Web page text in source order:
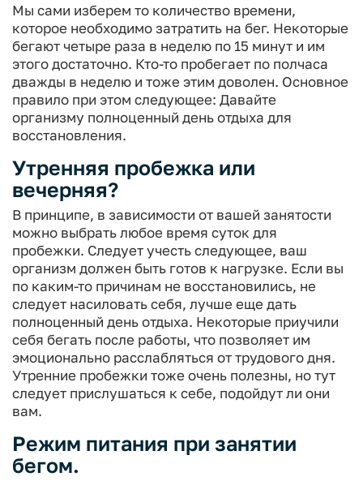
Мы сами изберем то количество времени,
которое необходимо затратить на бег. Некоторые
бегают четыре раза в неделю по 15 минут и им
этого достаточно. Кто-то пробегает по полчаса
дважды в неделю и тоже этим доволен. Основное
правило при этом следующее: Давайте
организму полноценный день отдыха для
восстановления.
Утренняя пробежка или
вечерняя?
В принципе, в зависимости от вашей занятости
можно выбрать любое время суток для
пробежки. Следует учесть следующее, ваш
организм должен быть готов к нагрузке. Если вы
по каким-то причинам не восстановились, не
следует насиловать себя, лучше еще дать
полноценный день отдыха. Некоторые приучили
себя бегать после работы, что позволяет им
эмоционально расслабляться от трудового дня.
Утренние пробежки тоже очень полезны, но тут
следует прислушаться к себе, подойдут ли они
вам.
Режим питания при занятии
бегом.